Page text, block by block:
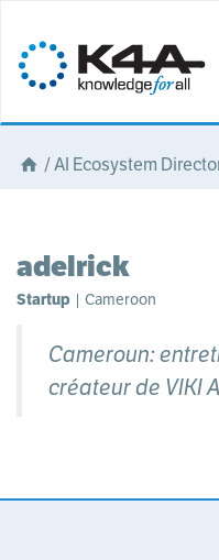
/AI Ecosystem
adelrick
Startup | Cameroon
Cameroun:
créateur de VIKI